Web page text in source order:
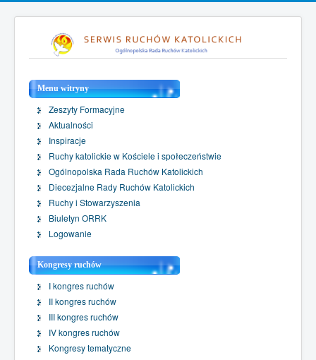
Menu witryny
Zeszyty Formacyjne
Aktualności
Inspiracje
Ruchy katolickie w Kościele i społeczeństwie
Ogólnopolska Rada Ruchów Katolickich
Diecezjalne Rady Ruchów Katolickich
Ruchy i Stowarzyszenia
Biuletyn ORRK
Logowanie
Kongresy ruchów
I kongres ruchów
II kongres ruchów
III kongres ruchów
IV kongres ruchów
Kongresy tematyczne